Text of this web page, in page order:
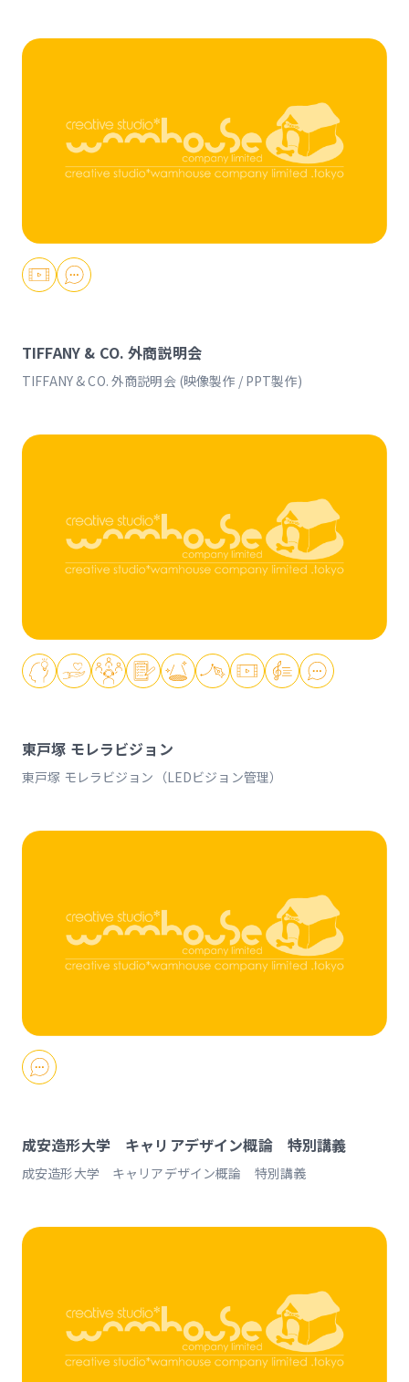
TIFFANY & CO. 外商説明会
TIFFANY & CO. 外商説明会 (映像製作 / PPT製作)
東戸塚 モレラビジョン
東戸塚 モレラビジョン（LEDビジョン管理）
成安造形大学 キャリアデザイン概論 特別講義
成安造形大学 キャリアデザイン概論 特別講義